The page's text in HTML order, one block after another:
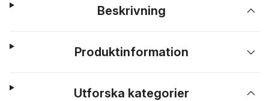
Beskrivning
Produktinformation
Utforska kategorier